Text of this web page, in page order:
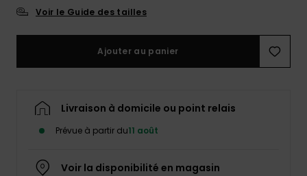
Voir le Guide des tailles
Ajouter au panier
Livraison à domicile ou point relais
Prévue à partir du11 août
Voir la disponibilité en magasin